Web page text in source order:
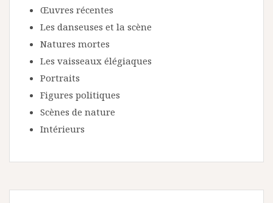
Œuvres récentes
Les danseuses et la scène
Natures mortes
Les vaisseaux élégiaques
Portraits
Figures politiques
Scènes de nature
Intérieurs